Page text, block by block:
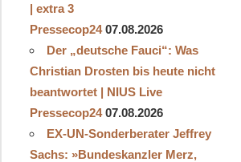
| extra 3
Pressecop24 07.08.2026
Der „deutsche Fauci“: Was
Christian Drosten bis heute nicht
beantwortet | NIUS Live
Pressecop24 07.08.2026
EX-UN-Sonderberater Jeffrey
Sachs: »Bundeskanzler Merz,